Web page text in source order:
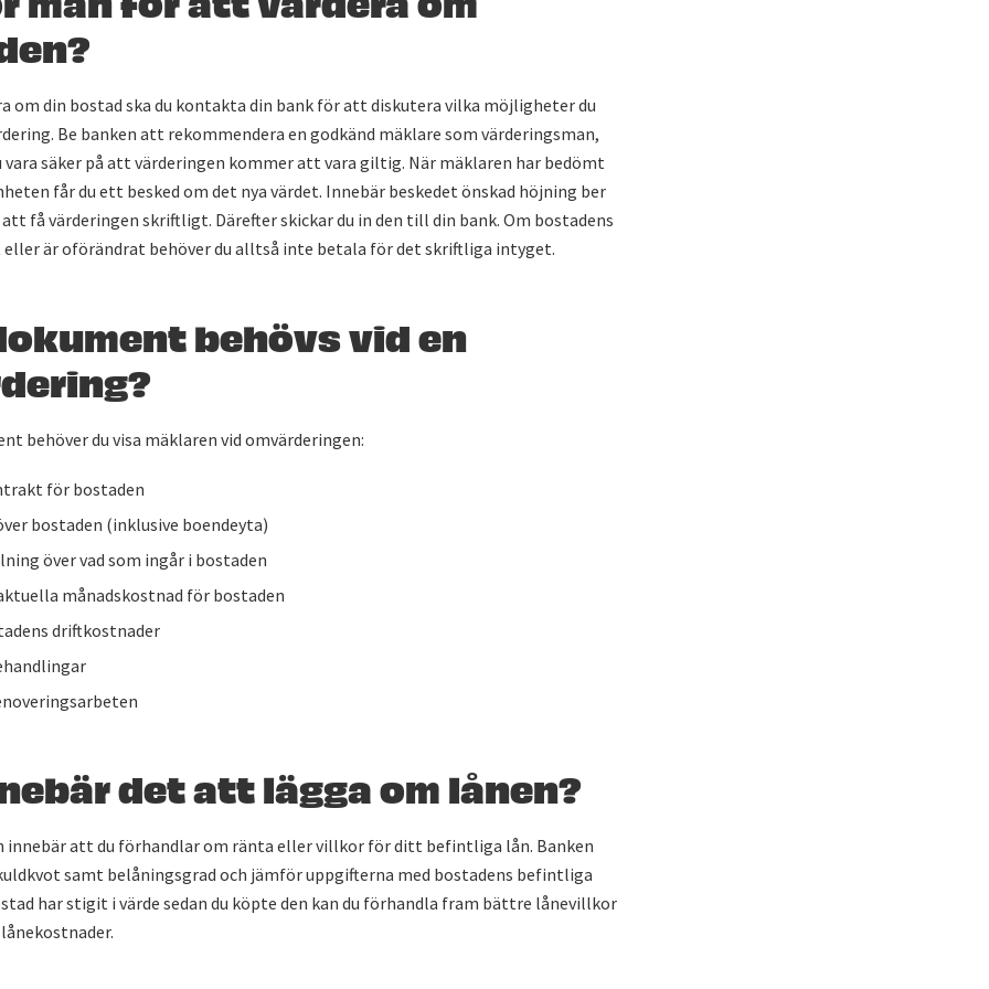
om din bostad ska du kontakta din bank för att diskutera vilka möjligheter du
Be banken att rekommendera en godkänd mäklare som värderingsman,
vara säker på att värderingen kommer att vara giltig. När mäklaren har bedömt
får du ett besked om det nya värdet. Innebär beskedet önskad höjning ber
få värderingen skriftligt. Därefter skickar du in den till din bank. Om bostadens
eller är oförändrat behöver du alltså inte betala för det skriftliga intyget.
behövs vid en
behöver du visa mäklaren vid omvärderingen:
för bostaden
bostaden (inklusive boendeyta)
över vad som ingår i bostaden
månadskostnad för bostaden
driftkostnader
det att lägga om lånen?
innebär att du förhandlar om ränta eller villkor för ditt befintliga lån. Banken
samt belåningsgrad och jämför uppgifterna med bostadens befintliga
har stigit i värde sedan du köpte den kan du förhandla fram bättre lånevillkor